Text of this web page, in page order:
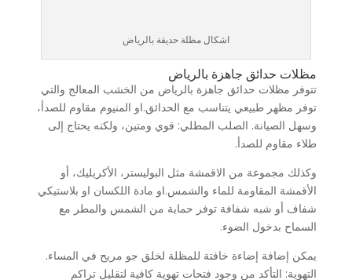
اشكال مظلة حديقة بالرياض
مظلات حدائق جاهزة بالرياض
تتوفر مظلات حدائق جاهزة بالرياض من الخشب المعالج والتي
توفر مظهر طبيعي يتناسب مع الحدائق.او المنيوم مقاوم للصدأ،
وسهل الصيانة. الصلب المطلي: قوي ومتين، ولكنه يحتاج إلى
طلاء مقاوم للصدأ.
وكذلك مجموعة من الاقمشة مثل البوليستر، الأكريليك، أو
الأقمشة المقاومة للماء والشمس.او مادة اللكسان او بلاستيكي
شفاف أو شبه شفافة توفر حماية من الشمس والمطر مع
السماح بدخول الضوء.
يمكن إضافة إضاءة خافتة للمظلة لخلق جو مريح في المساء.
التهوية: التأكد من وجود فتحات تهوية كافية لتقليل تراكم